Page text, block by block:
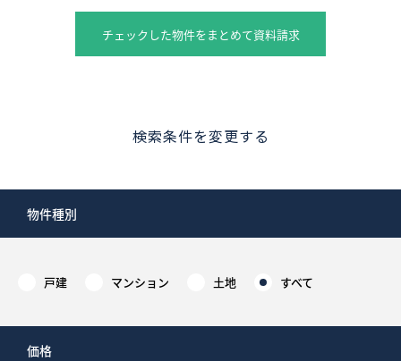
チェックした物件をまとめて資料請求
検索条件を変更する
物件種別
戸建 マンション 土地 すべて
価格